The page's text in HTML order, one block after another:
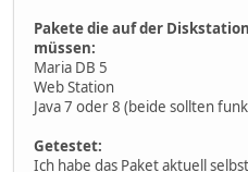
Pakete die auf der
müssen:
Maria DB 5
Web Station
Java 7 oder 8 (beide sollten
Getestet:
Ich habe das Paket aktuell